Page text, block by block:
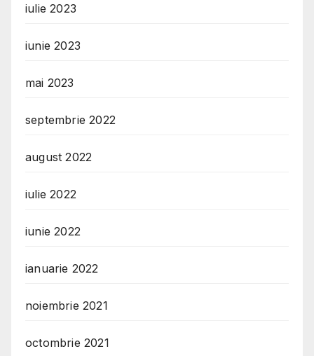
iulie 2023
iunie 2023
mai 2023
septembrie 2022
august 2022
iulie 2022
iunie 2022
ianuarie 2022
noiembrie 2021
octombrie 2021